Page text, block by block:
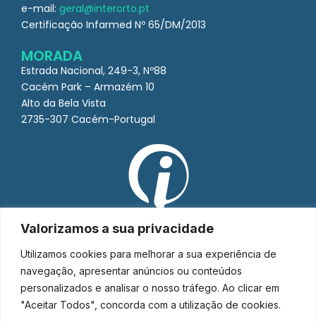
Valorizamos a sua privacidade
Utilizamos cookies para melhorar a sua experiência de
navegação, apresentar anúncios ou conteúdos
personalizados e analisar o nosso tráfego. Ao clicar em
"Aceitar Todos", concorda com a utilização de cookies.
e-mail: geral@interorto.pt
Certificação Infarmed Nº 65/DM/2013
MORADA
Estrada Nacional, 249-3, Nº88
Cacém Park – Armazém 10
Alto da Bela Vista
2735-307 Cacém-Portugal